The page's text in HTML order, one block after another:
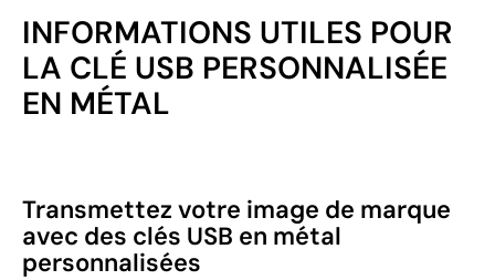
INFORMATIONS UTILES POUR
LA CLÉ USB PERSONNALISÉE
EN MÉTAL
Transmettez votre image de marque
avec des clés USB en métal
personnalisées